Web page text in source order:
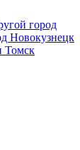
город
Новокузнецк
Томск